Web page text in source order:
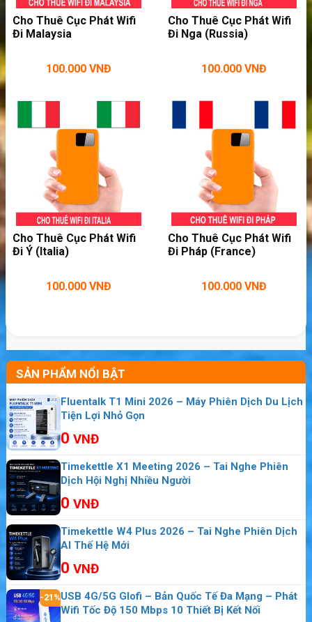
12 tiếng liên tục phát wifi. Bạn có thể thoải
mái phát wifi khi đi thăm thú các địa điểm du
Cho Thuê Cục Phát Wifi
Đi Malaysia
100.000 VNĐ
Cho Thuê Cục Phát Wifi
Đi Nga (Russia)
100.000 VNĐ
Cho Thuê Cục Phát Wifi
Đi Ý (Italia)
100.000 VNĐ
Cho Thuê Cục Phát Wifi
Đi Pháp (France)
100.000 VNĐ
SẢN PHẨM NỔI BẬT
Fluentalk T1 Mini 2026 – Máy Phiên Dịch Du Lịch
Tiện Lợi Nhỏ Gọn
0 VNĐ
Timekettle X1 Meeting 2026 – Tai Nghe Phiên
Dịch Hội Nghị Nhiều Người
0 VNĐ
Timekettle W4 Plus 2026 – Tai Nghe Phiên Dịch
AI Thế Hệ Mới
0 VNĐ
-21%USB 4G/5G Glofi – Bản Quốc Tế Đa Mạng – Phát
Wifi Tốc Độ 150 Mbps 10 Thiết Bị Kết Nối